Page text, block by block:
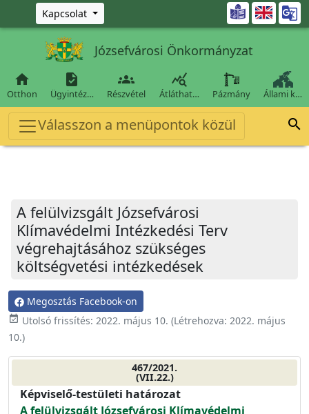
Ugrás a fő tartalomra
Kapcsolat 
Józsefvárosi Önkormányzat

Otthon

Ügyintéz…

Részvétel

Átláthat… Pázmány Állami k…
Válasszon a menüpontok közül 
A felülvizsgált Józsefvárosi
Klímavédelmi Intézkedési Terv
végrehajtásához szükséges
költségvetési intézkedések
Megosztás Facebook-on
event_available Utolsó frissítés: 2022. május 10. (Létrehozva: 2022. május
10.)
467/2021.
(VII.22.)
Képviselő-testületi határozat
A felülvizsgált Józsefvárosi Klímavédelmi